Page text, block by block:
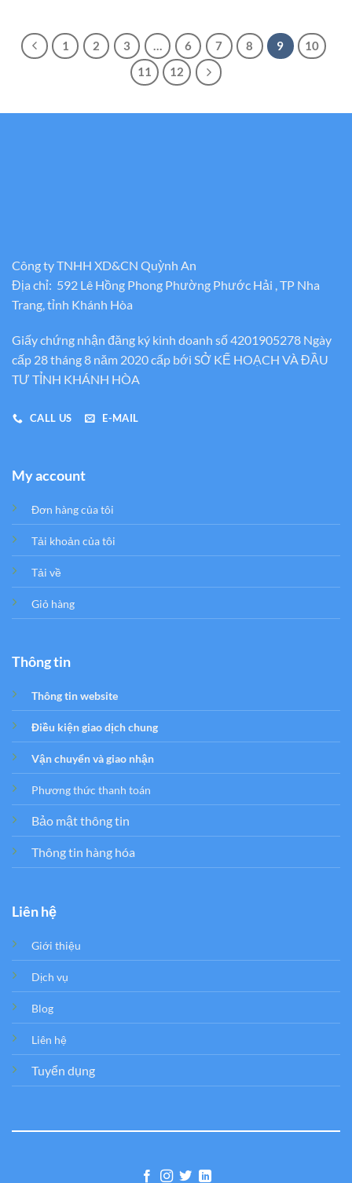
1 2 3 6 7 8 9
10
11
12
Công ty TNHH XD&CN Quỳnh An
Địa chỉ: 592 Lê Hồng Phong Phường Phước Hải , TP Nha
Trang, tỉnh Khánh Hòa
Giấy chứng nhận đăng ký kinh doanh số 4201905278 Ngày
cấp 28 tháng 8 năm 2020 cấp bới SỞ KẾ HOẠCH VÀ ĐẦU
TƯ TỈNH KHÁNH HÒA
CALL US E-MAIL
My account
Đơn hàng của tôi
Tải khoản của tôi
Tải về
Giỏ hàng
Thông tin
Thông tin website
Điều kiện giao dịch chung
Vận chuyển và giao nhận
Phương thức thanh toán
Bảo mật thông tin
Thông tin hàng hóa
Liên hệ
Giới thiệu
Dịch vụ
Blog
Liên hệ
Tuyển dụng